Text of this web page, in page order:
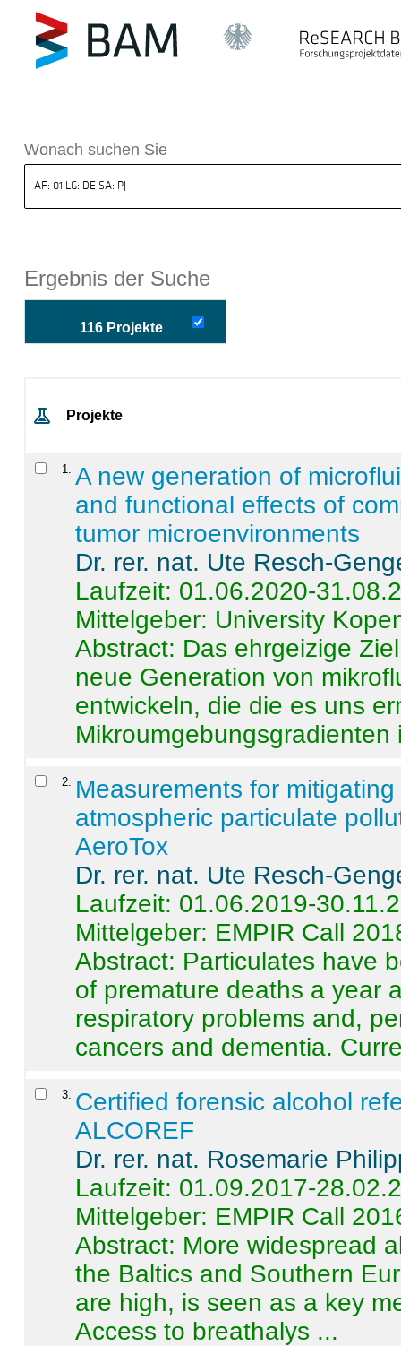
BAM
Wonach suchen Sie
Ergebnis der Suche
116 Projekte
Projekte
1
A new generation of
and functional effects of
tumor microenvironments
Dr. rer. nat. Ute Resch-
Laufzeit: 01.06.2020-
Mittelgeber: University
Abstract: Das ehrgeizige
neue Generation von
entwickeln, die die es uns
Mikroumgebungsgradienten
2
Measurements for
atmospheric particulate
AeroTox
Dr. rer. nat. Ute Resch-
Laufzeit: 01.06.2019-
Mittelgeber: EMPIR Call
Abstract: Particulates have
of premature deaths a year
respiratory problems and,
cancers and dementia.
3 Certified forensic alcohol
ALCOREF
Dr. rer. nat. Rosemarie
Laufzeit: 01.09.2017-
Mittelgeber: EMPIR Call
Abstract: More widespread
the Baltics and Southern
are high, is seen as a key
Access to breathalys ...